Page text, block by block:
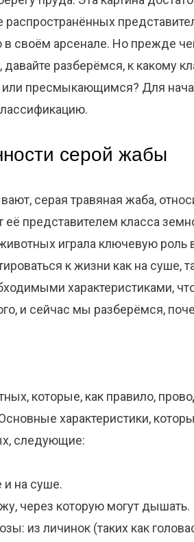
распространённых
в своём арсенале. Но прежде
разберёмся, к какому
пресмыкающимся? Для
серой жабы
серая травяная жаба,
представителем класса
играла ключевую роль
к жизни как на суше,
характеристиками,
и сейчас мы разберёмся,
которые, как правило,
характеристики,
следующие:
и на суше.
через которую могут дышать.
из личинок (таких как